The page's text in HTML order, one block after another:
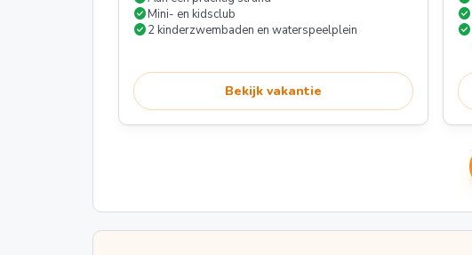
check_circleMini- en kidsclub
check_circle2 kinderzwembaden en waterspeelplein
Bekijk vakantie
check_circle
check_circle